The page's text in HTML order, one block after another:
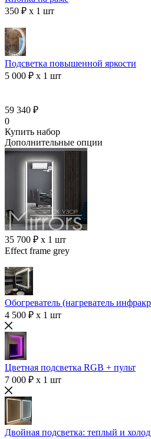
350 ₽ x 1 шт
Подсветка повышенной яркости
5 000 ₽ x 1 шт
59 340 ₽
0
Купить набор
Дополнительные опции
35 700 ₽ x 1 шт
Effect frame grey
Обогреватель (нагреватель
4 500 ₽ x 1 шт
Цветная подсветка RGB + пульт
7 000 ₽ x 1 шт
Двойная подсветка: теплый и